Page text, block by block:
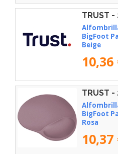
TRUST -
BigFoot
Beige
10,36
TRUST -
BigFoot
Rosa
10,37